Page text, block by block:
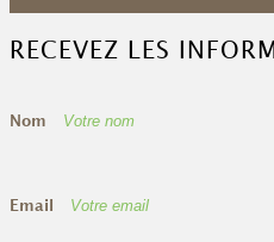
RECEVEZ LES
Nom
Email